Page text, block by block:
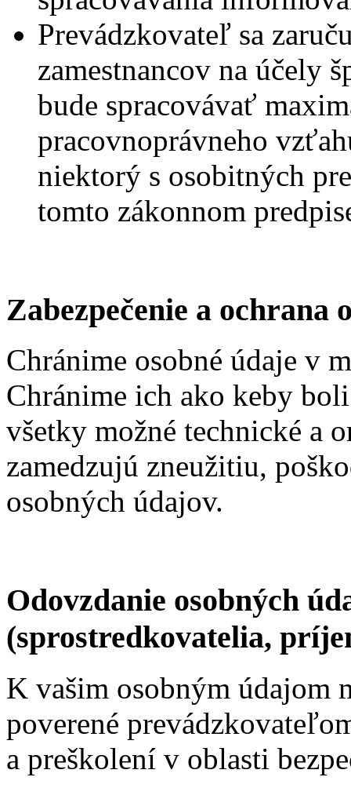
Prevádzkovateľ sa
zamestnancov na účely
bude spracovávať
pracovnoprávneho
niektorý s osobitných
tomto zákonnom
Zabezpečenie a ochrana
Chránime osobné údaje v
Chránime ich ako keby
všetky možné technické a
zamedzujú zneužitiu,
osobných údajov.
Odovzdanie osobných
(sprostredkovatelia,
K vašim osobným údajom
poverené
a preškolení v oblasti